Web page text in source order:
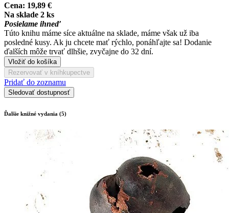
Cena: 19,89 €
Na sklade 2 ks
Posielame ihneď
Túto knihu máme síce aktuálne na sklade, máme však už iba
posledné kusy. Ak ju chcete mať rýchlo, ponáhľajte sa! Dodanie
ďalších môže trvať dlhšie, zvyčajne do 32 dní.
Vložiť do košíka
Rezervovať v kníhkupectve
Pridať do zoznamu
Sledovať dostupnosť
Ďalšie knižné vydania (5)